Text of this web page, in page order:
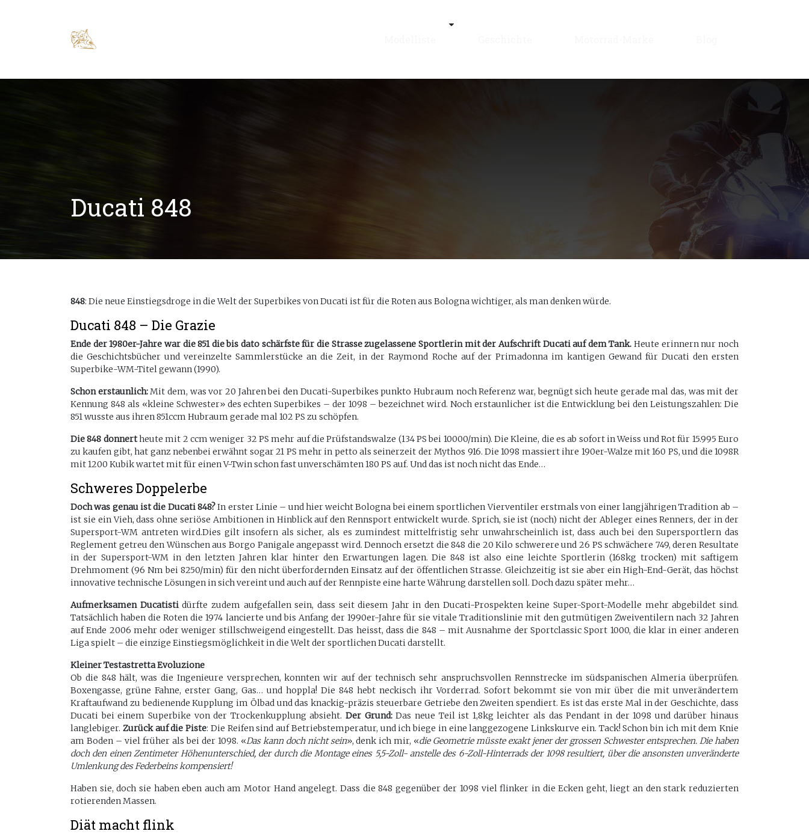
Ducati 848
848: Die neue Einstiegsdroge in die Welt der Superbikes von Ducati ist für die Roten aus Bologna wichtiger, als man denken würde.
Ducati 848 – Die Grazie
Ende der 1980er-Jahre war die 851 die bis dato schärfste für die Strasse zugelassene Sportlerin mit der Aufschrift Ducati auf dem Tank. Heute erinnern nur noch
die Geschichtsbücher und vereinzelte Sammlerstücke an die Zeit, in der Raymond Roche auf der Primadonna im kantigen Gewand für Ducati den ersten
Superbike-WM-Titel gewann (1990).
Schon erstaunlich:Mit dem, was vor 20 Jahren bei den Ducati-Superbikes punkto Hubraum noch Referenz war, begnügt sich heute gerade mal das, was mit der
Kennung 848 als «kleine Schwester» des echten Superbikes – der 1098 – bezeichnet wird. Noch erstaunlicher ist die Entwicklung bei den Leistungszahlen: Die
851 wusste aus ihren 851ccm Hubraum gerade mal 102 PS zu schöpfen.
Die 848 donnertheute mit 2 ccm weniger 32 PS mehr auf die Prüfstandswalze (134 PS bei 10000/min). Die Kleine, die es ab sofort in Weiss und Rot für 15.995 Euro
zu kaufen gibt, hat ganz nebenbei erwähnt sogar 21 PS mehr in petto als seinerzeit der Mythos 916. Die 1098 massiert ihre 190er-Walze mit 160 PS, und die 1098R
mit 1200 Kubik wartet mit für einen V-Twin schon fast unverschämten 180 PS auf. Und das ist noch nicht das Ende…
Schweres Doppelerbe
Doch was genau ist die Ducati 848?In erster Linie – und hier weicht Bologna bei einem sportlichen Vierventiler erstmals von einer langjährigen Tradition ab –
ist sie ein Vieh, dass ohne seriöse Ambitionen in Hinblick auf den Rennsport entwickelt wurde. Sprich, sie ist (noch) nicht der Ableger eines Renners, der in der
Supersport-WM antreten wird.Dies gilt insofern als sicher, als es zumindest mittelfristig sehr unwahrscheinlich ist, dass auch bei den Supersportlern das
Reglement getreu den Wünschen aus Borgo Panigale angepasst wird. Dennoch ersetzt die 848 die 20 Kilo schwerere und 26 PS schwächere 749, deren Resultate
in der Supersport-WM in den letzten Jahren klar hinter den Erwartungen lagen. Die 848 ist also eine leichte Sportlerin (168kg trocken) mit saftigem
Drehmoment (96 Nm bei 8250/min) für den nicht überfordernden Einsatz auf der öffentlichen Strasse. Gleichzeitig ist sie aber ein High-End-Gerät, das höchst
innovative technische Lösungen in sich vereint und auch auf der Rennpiste eine harte Währung darstellen soll. Doch dazu später mehr…
Aufmerksamen Ducatistidürfte zudem aufgefallen sein, dass seit diesem Jahr in den Ducati-Prospekten keine Super-Sport-Modelle mehr abgebildet sind.
Tatsächlich haben die Roten die 1974 lancierte und bis Anfang der 1990er-Jahre für sie vitale Traditionslinie mit den gutmütigen Zweiventilern nach 32 Jahren
auf Ende 2006 mehr oder weniger stillschweigend eingestellt. Das heisst, dass die 848 – mit Ausnahme der Sportclassic Sport 1000, die klar in einer anderen
Liga spielt – die einzige Einstiegsmöglichkeit in die Welt der sportlichen Ducati darstellt.
Kleiner Testastretta Evoluzione
Ob die 848 hält, was die Ingenieure versprechen, konnten wir auf der technisch sehr anspruchsvollen Rennstrecke im südspanischen Almeria überprüfen.
Boxengasse, grüne Fahne, erster Gang, Gas… und hoppla! Die 848 hebt neckisch ihr Vorderrad. Sofort bekommt sie von mir über die mit unverändertem
Kraftaufwand zu bedienende Kupplung im Ölbad und das knackig-präzis steuerbare Getriebe den Zweiten spendiert. Es ist das erste Mal in der Geschichte, dass
Ducati bei einem Superbike von der Trockenkupplung absieht. Der Grund:Das neue Teil ist 1,8kg leichter als das Pendant in der 1098 und darüber hinaus
langlebiger. Zurück auf die Piste: Die Reifen sind auf Betriebstemperatur, und ich biege in eine langgezogene Linkskurve ein. Tack! Schon bin ich mit dem Knie
am Boden – viel früher als bei der 1098. «Das kann doch nicht sein», denk ich mir, «die Geometrie müsste exakt jener der grossen Schwester entsprechen. Die haben
doch den einen Zentimeter Höhenunterschied, der durch die Montage eines 5,5-Zoll- anstelle des 6-Zoll-Hinterrads der 1098 resultiert, über die ansonsten unveränderte
Umlenkung des Federbeins kompensiert!
Haben sie, doch sie haben eben auch am Motor Hand angelegt. Dass die 848 gegenüber der 1098 viel flinker in die Ecken geht, liegt an den stark reduzierten
rotierenden Massen.
Diät macht flink